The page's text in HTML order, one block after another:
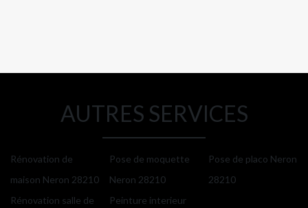
AUTRES SERVICES
Rénovation de
maison Neron 28210
Rénovation salle de
Pose de moquette
Neron 28210
Peinture interieur
Pose de placo Neron
28210